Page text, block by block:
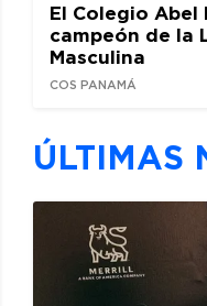
El Colegio Abel
campeón de la
Masculina
COS PANAMÁ
ÚLTIMAS